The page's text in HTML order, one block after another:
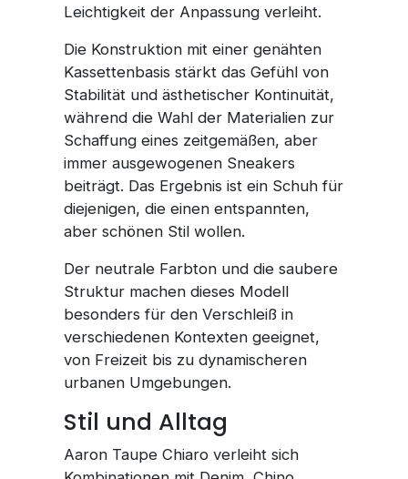
Leichtigkeit der Anpassung verleiht.
Die Konstruktion mit einer genähten
Kassettenbasis stärkt das Gefühl von
Stabilität und ästhetischer Kontinuität,
während die Wahl der Materialien zur
Schaffung eines zeitgemäßen, aber
immer ausgewogenen Sneakers
beiträgt. Das Ergebnis ist ein Schuh für
diejenigen, die einen entspannten,
aber schönen Stil wollen.
Der neutrale Farbton und die saubere
Struktur machen dieses Modell
besonders für den Verschleiß in
verschiedenen Kontexten geeignet,
von Freizeit bis zu dynamischeren
urbanen Umgebungen.
Stil und Alltag
Aaron Taupe Chiaro verleiht sich